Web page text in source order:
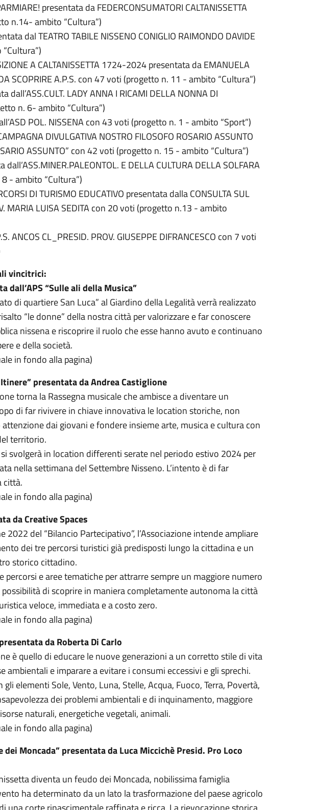
presentata da FEDERCONSUMATORI CALTANISSETTA
n.14- ambito “Cultura”)
dal TEATRO TABILE NISSENO CONIGLIO RAIMONDO DAVIDE
A CALTANISSETTA 1724-2024 presentata da EMANUELA
SCOPRIRE A.P.S. con 47 voti (progetto n. 11 - ambito “Cultura”)
LADY ANNA I RICAMI DELLA NONNA DI
n. 6- ambito “Cultura”)
POL. NISSENA con 43 voti (progetto n. 1 - ambito “Sport”)
DIVULGATIVA NOSTRO FILOSOFO ROSARIO ASSUNTO
ASSUNTO” con 42 voti (progetto n. 15 - ambito “Cultura”)
E DELLA CULTURA DELLA SOLFARA
- ambito “Cultura”)
DI TURISMO EDUCATIVO presentata dalla CONSULTA SUL
MARIA LUISA SEDITA con 20 voti (progetto n.13 - ambito
ANCOS CL_PRESID. PROV. GIUSEPPE DIFRANCESCO con 7 voti
vincitrici:
dall’APS “Sulle ali della Musica”
di quartiere San Luca” al Giardino della Legalità verrà realizzato
“le donne” della nostra città per valorizzare e far conoscere
nissena e riscoprire il ruolo che esse hanno avuto e continuano
e della società.
in fondo alla pagina)
presentata da Andrea Castiglione
torna la Rassegna musicale che ambisce a diventare un
di far rivivere in chiave innovativa le location storiche, non
dai giovani e fondere insieme arte, musica e cultura con
territorio.
svolgerà in location differenti serate nel periodo estivo 2024 per
nella settimana del Settembre Nisseno. L’intento è di far
città.
in fondo alla pagina)
da Creative Spaces
2022 del “Bilancio Partecipativo”, l’Associazione intende ampliare
dei tre percorsi turistici già predisposti lungo la cittadina e un
storico cittadino.
percorsi e aree tematiche per attrarre sempre un maggiore numero
di scoprire in maniera completamente autonoma la città
veloce, immediata e a costo zero.
in fondo alla pagina)
da Roberta Di Carlo
è quello di educare le nuove generazioni a un corretto stile di vita
ambientali e imparare a evitare i consumi eccessivi e gli sprechi.
elementi Sole, Vento, Luna, Stelle, Acqua, Fuoco, Terra, Povertà,
dei problemi ambientali e di inquinamento, maggiore
naturali, energetiche vegetali, animali.
in fondo alla pagina)
Moncada” presentata da Luca Miccichè Presid. Pro Loco
diventa un feudo dei Moncada, nobilissima famiglia
ha determinato da un lato la trasformazione del paese agricolo